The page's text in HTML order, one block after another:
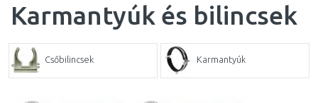
Karmantyúk és bilincsek
Csőbilincsek Karmantyúk